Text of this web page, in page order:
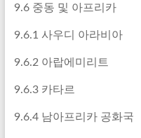
9.6 중동 및 아프리카
9.6.1 사우디 아라비아
9.6.2 아랍에미리트
9.6.3 카타르
9.6.4 남아프리카 공화국